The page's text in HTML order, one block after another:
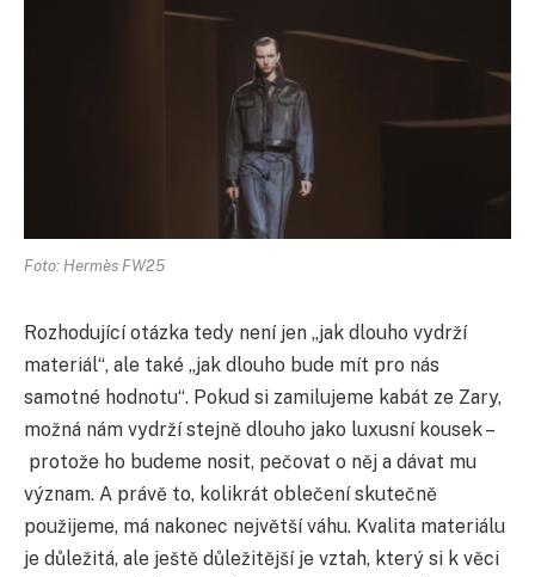
Foto: Hermès FW25
Rozhodující otázka tedy není jen „jak dlouho vydrží
materiál“, ale také „jak dlouho bude mít pro nás
samotné hodnotu“. Pokud si zamilujeme kabát ze Zary,
možná nám vydrží stejně dlouho jako luxusní kousek –
protože ho budeme nosit, pečovat o něj a dávat mu
význam. A právě to, kolikrát oblečení skutečně
použijeme, má nakonec největší váhu. Kvalita materiálu
je důležitá, ale ještě důležitější je vztah, který si k věci